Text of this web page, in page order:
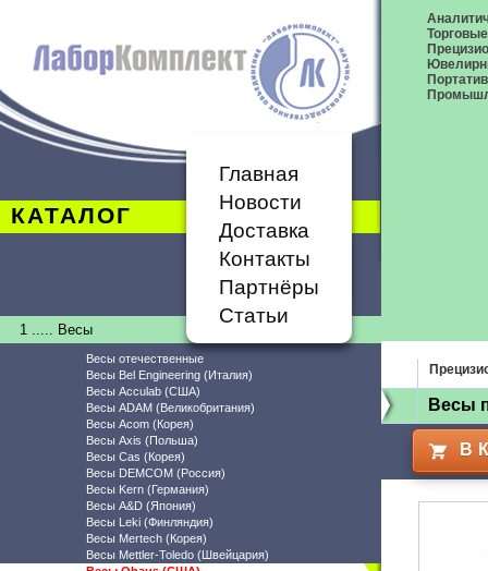
КАТАЛОГ
Главная
Новости
Доставка
Контакты
Партнёры
Статьи
1 ..... Весы
Весы отечественные
Весы Bel Engineering (Италия)
Весы Acculab (США)
Весы ADAM (Великобритания)
Весы Acom (Корея)
Весы Axis (Польша)
Весы Cas (Корея)
Весы DEMCOM (Россия)
Весы Kern (Германия)
Весы A&D (Япония)
Весы Leki (Финляндия)
Весы Mertech (Корея)
Весы Mettler-Toledo (Швейцария)
Весы
В